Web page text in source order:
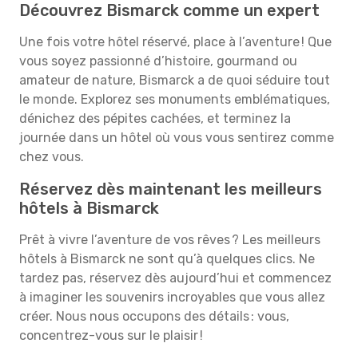
Découvrez Bismarck comme un expert
Une fois votre hôtel réservé, place à l’aventure ! Que
vous soyez passionné d’histoire, gourmand ou
amateur de nature, Bismarck a de quoi séduire tout
le monde. Explorez ses monuments emblématiques,
dénichez des pépites cachées, et terminez la
journée dans un hôtel où vous vous sentirez comme
chez vous.
Réservez dès maintenant les meilleurs
hôtels à Bismarck
Prêt à vivre l’aventure de vos rêves ? Les meilleurs
hôtels à Bismarck ne sont qu’à quelques clics. Ne
tardez pas, réservez dès aujourd’hui et commencez
à imaginer les souvenirs incroyables que vous allez
créer. Nous nous occupons des détails : vous,
concentrez-vous sur le plaisir !